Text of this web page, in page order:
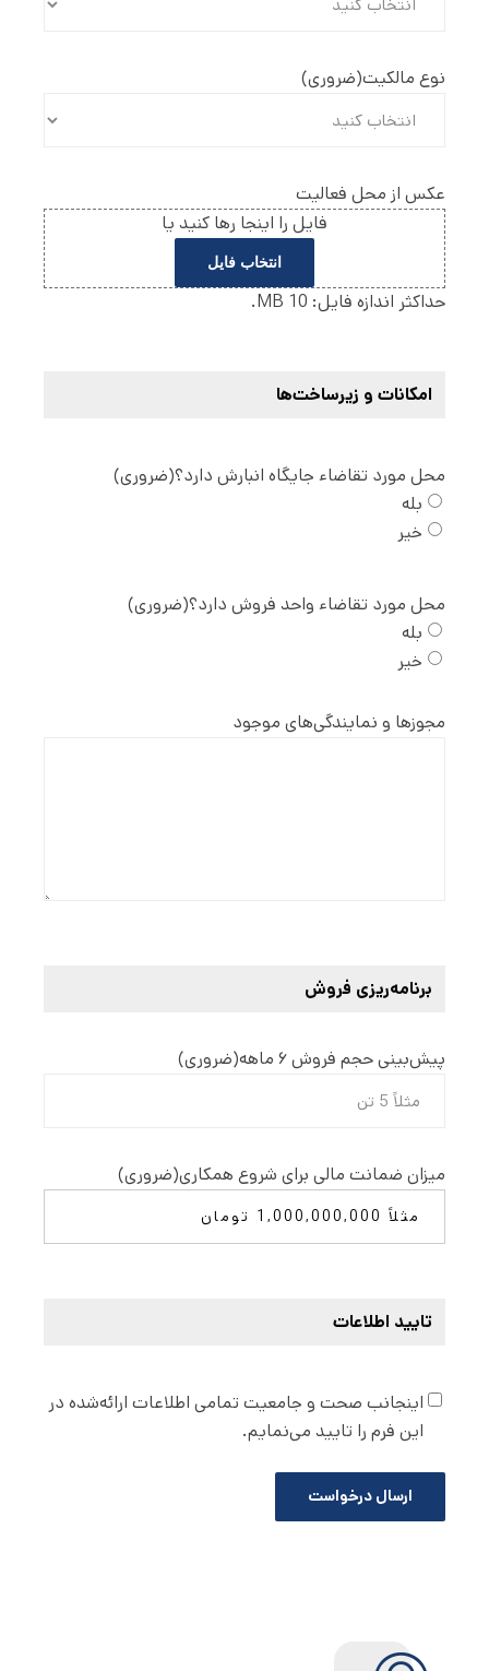
نوع مالکیت(ضروری)
عکس از محل فعالیت
فایل را اینجا رها کنید یا
انتخاب فایل
حداکثر اندازه فایل: 10 MB.
امکانات و زیرساخت‌ها
محل مورد تقاضاء جایگاه انبارش دارد؟(ضروری)
بله
خیر
محل مورد تقاضاء واحد فروش دارد؟(ضروری)
بله
خیر
مجوز‌ها و نمایندگی‌های موجود
برنامه‌ریزی فروش
پیش‌‌بینی حجم فروش ۶ ماهه (ضروری)
میزان ضمانت مالی برای شروع همکاری(ضروری)
تایید اطلاعات
اینجانب صحت و جامعیت تمامی اطلاعات ارائه‌شده در
این فرم را تایید می‌نمایم.